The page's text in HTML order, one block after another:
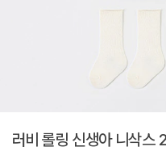
러비 롤링 신생아 니삭스